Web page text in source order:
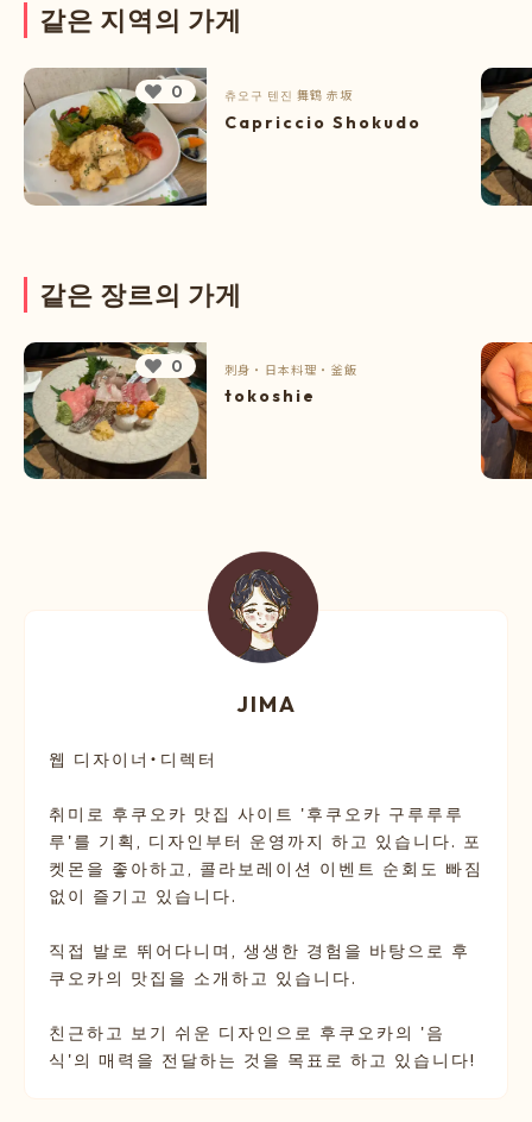
같은 지역의 가게
츄오구 텐진舞鶴 赤坂
Capriccio Shokudo
0
같은 장르의 가게
刺身 ・ 日本料理 ・釜飯
tokoshie
0
JIMA
웹 디자이너・디렉터
취미로 후쿠오카 맛집 사이트 '후쿠오카 구루루루
루'를 기획, 디자인부터 운영까지 하고 있습니다. 포
켓몬을 좋아하고, 콜라보레이션 이벤트 순회도 빠짐
없이 즐기고 있습니다.
직접 발로 뛰어다니며, 생생한 경험을 바탕으로 후
쿠오카의 맛집을 소개하고 있습니다.
친근하고 보기 쉬운 디자인으로 후쿠오카의 '음
식'의 매력을 전달하는 것을 목표로 하고 있습니다!